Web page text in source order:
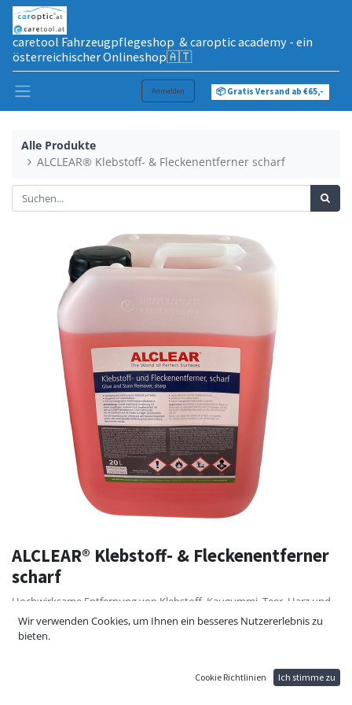
caretool Fahrzeugpflegeshop & caroptic academy - ein
österreichischer Onlineshop🇦🇹
Anmelden 📦 Gratis Versand ab €65,-
Alle Produkte
ALCLEAR® Klebstoff- & Fleckenentferner scharf
ALCLEAR® Klebstoff- & Fleckenentferner
scharf
Hochwirksame Entfernung von Klebstoff, Kaugummi, Teer, Harz und
Flecken. Hergestellt auf Lösemittelbasis, frei von halogenierten
Kohlenwasserstoffpolymeren.
Wir verwenden Cookies, um Ihnen ein besseres Nutzererlebnis zu
bieten.
Cookie Richtlinien Ich stimme zu